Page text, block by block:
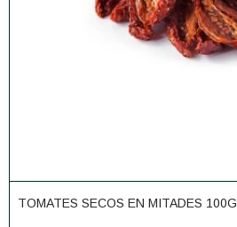
TOMATES SECOS EN MITADES 100G